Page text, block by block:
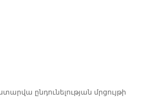
ընդունելության մրցույթի